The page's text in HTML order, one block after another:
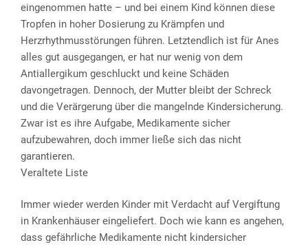
eingenommen hatte – und bei einem Kind können diese
Tropfen in hoher Dosierung zu Krämpfen und
Herzrhythmusstörungen führen. Letztendlich ist für Anes
alles gut ausgegangen, er hat nur wenig von dem
Antiallergikum geschluckt und keine Schäden
davongetragen. Dennoch, der Mutter bleibt der Schreck
und die Verärgerung über die mangelnde Kindersicherung.
Zwar ist es ihre Aufgabe, Medikamente sicher
aufzubewahren, doch immer ließe sich das nicht
garantieren.
Veraltete Liste
Immer wieder werden Kinder mit Verdacht auf Vergiftung
in Krankenhäuser eingeliefert. Doch wie kann es angehen,
dass gefährliche Medikamente nicht kindersicher